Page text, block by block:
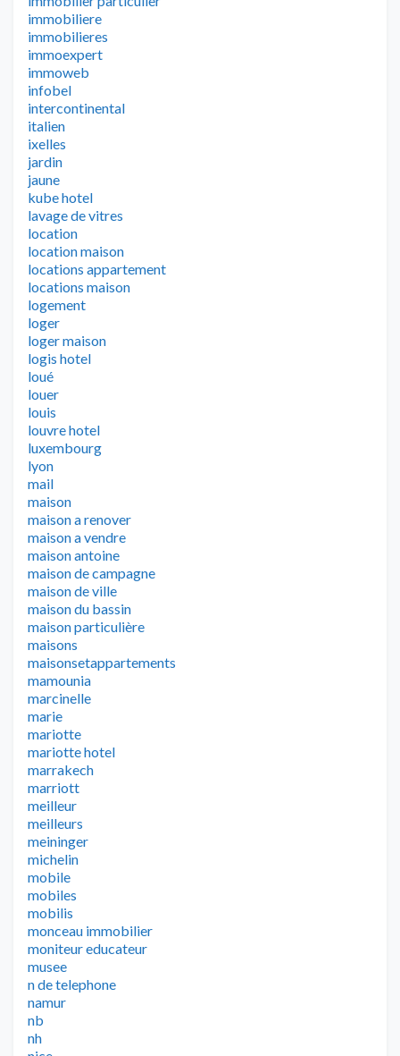
immobiliere
immobilieres
immoexpert
immoweb
infobel
intercontinental
italien
ixelles
jardin
jaune
kube hotel
lavage de vitres
location
location maison
locations appartement
locations maison
logement
loger
loger maison
logis hotel
loué
louer
louis
louvre hotel
luxembourg
lyon
mail
maison
maison a renover
maison a vendre
maison antoine
maison de campagne
maison de ville
maison du bassin
maison particulière
maisons
maisonsetappartements
mamounia
marcinelle
marie
mariotte
mariotte hotel
marrakech
marriott
meilleur
meilleurs
meininger
michelin
mobile
mobiles
mobilis
monceau immobilier
moniteur educateur
musee
n de telephone
namur
nb
nh